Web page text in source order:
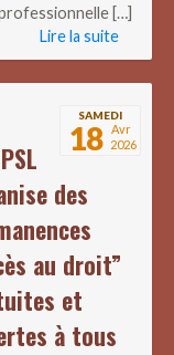
[…]
Lire la suite
SAMEDI
18 Avr
2026
des
au droit”
et
à tous